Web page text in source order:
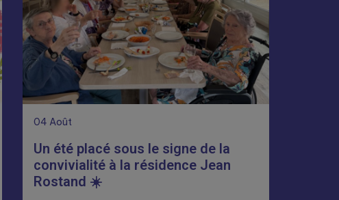
04 Août
Un été placé sous le signe de la
convivialité à la résidence Jean
Rostand ☀️